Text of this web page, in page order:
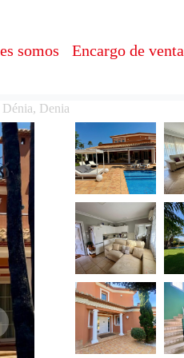
somos Encargo de venta
Dénia, Denia